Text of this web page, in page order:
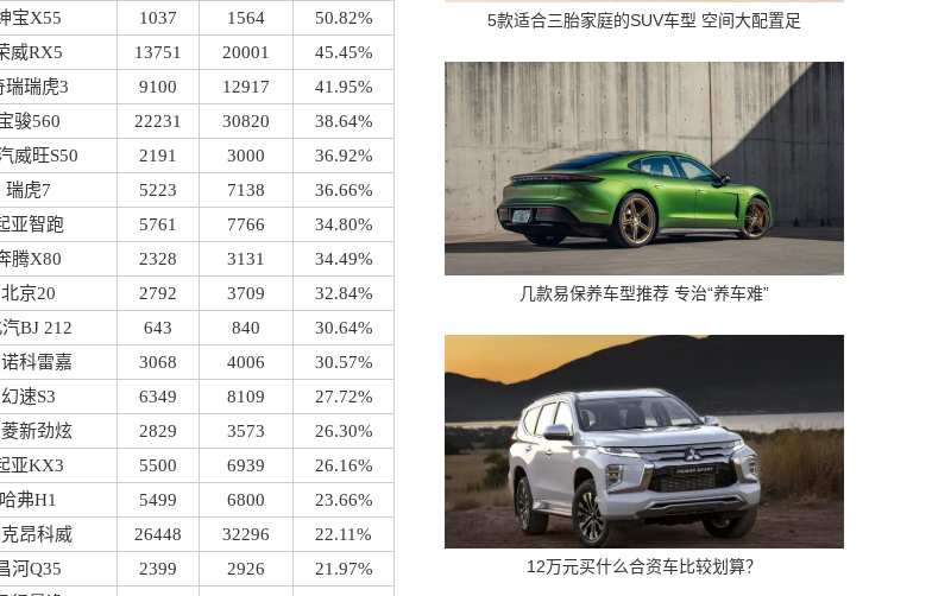
宝X55 1037 1564
50.82%
威RX5 13751 20001
45.45%
瑞瑞虎3 9100 12917
41.95%
骏560 22231 30820
38.64%
威旺S50 2191 3000
36.92%
瑞虎7 5223 7138
36.66%
亚智跑 5761 7766
34.80%
腾X80 2328 3131
34.49%
北京20 2792 3709
32.84%
BJ 212 643 840
30.64%
科雷嘉 3068 4006
30.57%
幻速S3 6349 8109
27.72%
新劲炫 2829 3573
26.30%
亚KX3 5500 6939
26.16%
哈弗H1 5499 6800
23.66%
昂科威 26448 32296
22.11%
河Q35 2399 2926
21.97%
5款适合三胎家庭的SUV车型 空间大配置足
几款易保养车型推荐 专治“养车难”
12万元买什么合资车比较划算？